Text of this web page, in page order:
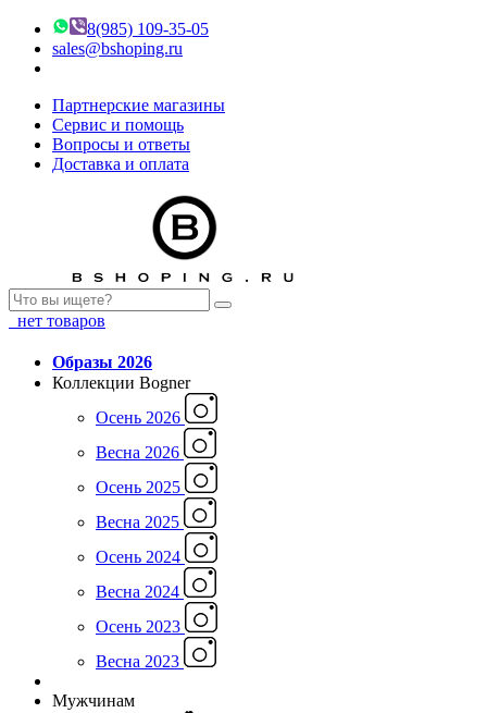
8(985) 109-35-05
sales@bshoping.ru
Партнерские магазины
Сервис и помощь
Вопросы и ответы
Доставка и оплата
нет товаров
Образы 2026
Коллекции Bogner
Осень 2026
Весна 2026
Осень 2025
Весна 2025
Осень 2024
Весна 2024
Осень 2023
Весна 2023
Мужчинам